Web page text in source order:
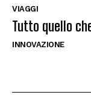
VIAGGI
Tutto quello
INNOVAZIONE